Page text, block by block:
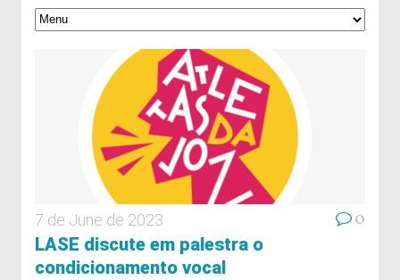
7 de June de 2023 0
LASE discute em palestra o
condicionamento vocal